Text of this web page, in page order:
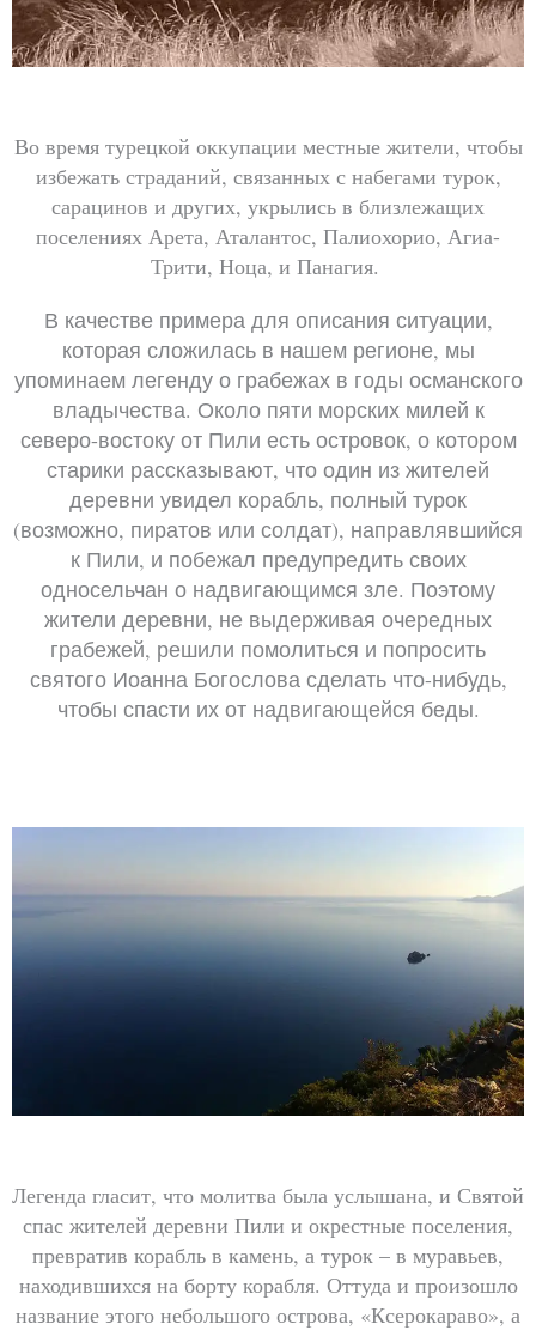
Во время турецкой оккупации местные жители, чтобы
избежать страданий, связанных с набегами турок,
сарацинов и других, укрылись в близлежащих
поселениях Арета, Аталантос, Палиохорио, Агиа-
Трити, Ноца, и Панагия.
В качестве примера для описания ситуации,
которая сложилась в нашем регионе, мы
упоминаем легенду о грабежах в годы османского
владычества. Около пяти морских милей к
северо-востоку от Пили есть островок, о котором
старики рассказывают, что один из жителей
деревни увидел корабль, полный турок
(возможно, пиратов или солдат), направлявшийся
к Пили, и побежал предупредить своих
односельчан о надвигающимся зле. Поэтому
жители деревни, не выдерживая очередных
грабежей, решили помолиться и попросить
святого Иоанна Богослова сделать что-нибудь,
чтобы спасти их от надвигающейся беды.
Легенда гласит, что молитва была услышана, и Святой
спас жителей деревни Пили и окрестные поселения,
превратив корабль в камень, а турок – в муравьев,
находившихся на борту корабля. Оттуда и произошло
название этого небольшого острова, «Ксерокараво», а